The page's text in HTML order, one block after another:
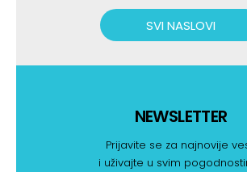
SVI NASLOVI
NEWSLETTER
Prijavite se za najnovije
i uživajte u svim